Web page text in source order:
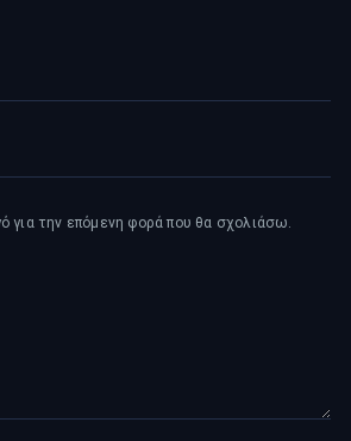
για την επόμενη φορά που θα σχολιάσω.